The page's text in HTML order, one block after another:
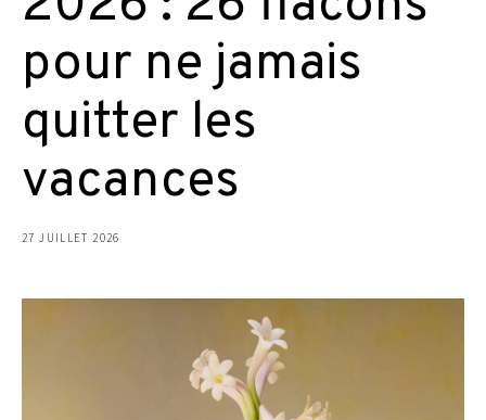
pour ne jamais
quitter les
vacances
27 JUILLET 2026